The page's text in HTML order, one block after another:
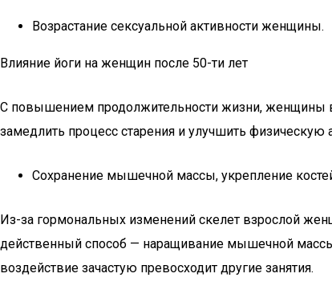
Возрастание сексуальной активности женщины.
Влияние йоги на женщин после 50-ти лет
С повышением продолжительности жизни, женщины
замедлить процесс старения и улучшить физическую
Сохранение мышечной массы, укрепление
Из-за гормональных изменений скелет взрослой
действенный способ — наращивание мышечной
воздействие зачастую превосходит другие занятия.